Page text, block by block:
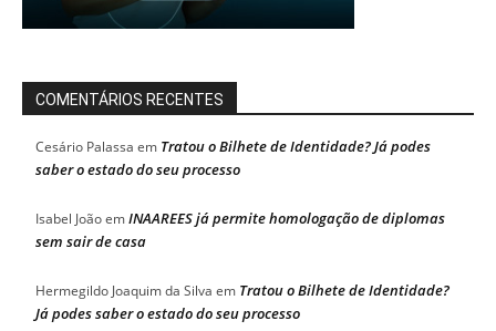
COMENTÁRIOS RECENTES
Cesário Palassa em Tratou o Bilhete de Identidade? Já podes
saber o estado do seu processo
Isabel JoãoemINAAREES já permite homologação de diplomas
sem sair de casa
Hermegildo Joaquim da Silva em Tratou o Bilhete de Identidade?
Já podes saber o estado do seu processo